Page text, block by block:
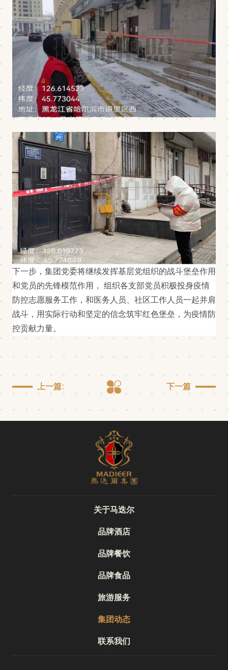
下一步，集团党委将继续发挥基层党组织的战斗堡垒作用
和党员的先锋模范作用，
组织各支部党员积极投身疫情
防控志愿服务工作，和医务人员、社区工作人员一起并肩
战斗，用实际行动和坚定的信念筑牢红色堡垒，为疫情防
控贡献力量。
上一篇: 下一篇
关于马迭尔
品牌酒店
品牌餐饮
品牌食品
旅游服务
集团动态
联系我们